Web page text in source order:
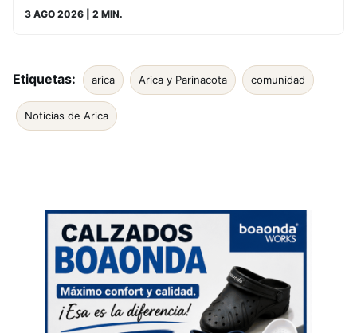
3 AGO 2026 | 2 MIN.
Etiquetas: arica Arica y Parinacota comunidad
Noticias de Arica